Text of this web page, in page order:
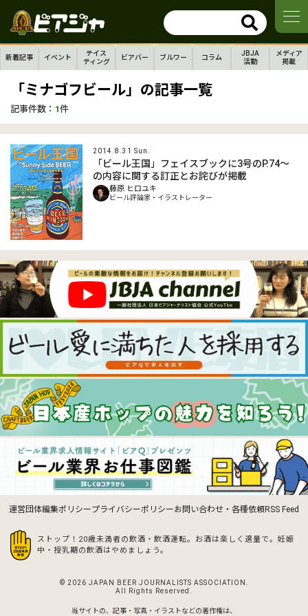
新着記事 イベント
テイス
ティング
ビアバー ブルワー コラム
JBJA
活動
メディア
掲載
「ミナゴフビール」の記事一覧
記事件数： 1件
2014.8.31 Sun.
「ビール王国」フェイスブックに3号のP.74～
の内容に関する訂正とお詫びが掲載
藤原 ヒロユキ
ビール評論家・イラストレーター
運営団体編集ポリシープライバシーポリシーお問い合わせ・各種依頼RSS Feed
ストップ！20歳未満者の飲酒・飲酒運転。お酒は楽しく適量で。 妊娠
中・授乳期の飲酒はやめましょう。
© 2026 JAPAN BEER JOURNALISTS ASSOCIATION.
All Rights Reserved.
当サイトの、記事・写真・イラストなどの著作権は、